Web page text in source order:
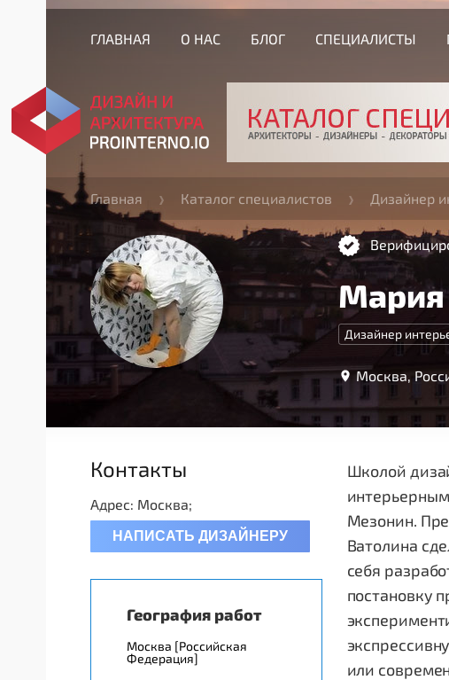
ГЛАВНАЯ О НАС БЛОГ СПЕЦИАЛИСТЫ
Главная Каталог специалистов Дизайнер
Мария
Дизайнер
Москва,
Контакты
Адрес: Москва;
НАПИСАТЬ ДИЗАЙНЕРУ
География работ
Москва [Российская
Федерация]
Школой
Мезонин.
Ватолина
себя
постановку
или